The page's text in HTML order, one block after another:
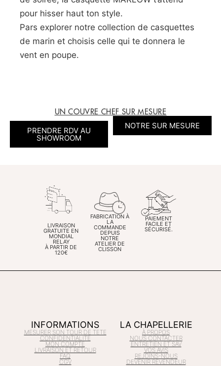
pour hisser haut ton style.
Pars explorer notre collection de casquettes
de marin et choisis celle qui te donnera le
vent en poupe.
UN COUVRE CHEF SUR MESURE
PRENDRE RDV AU
SHOWROOM
NOTRE SUR MESURE
LIVRAISON
GRATUITE EN
MONDIAL
RELAY
À PARTIR DE
120€
FABRICATION À
LA
COMMANDE
DEPUIS
NOTRE
ATELIER DE
CLISSON
PAIEMENT
FACILE ET
SÉCURISÉ.
INFORMATIONS
MESURER SON TOUR DE TETE
CONFIDENTIALITÉ
MON COMPTE
LIVRAISON ET RETOUR
FAQ
CGV
LA CHAPELLERIE
À PROPOS
NOUS CONTACTER
ENTRETIEN ET SAV
VOS AVIS
REJOINS-NOUS
DEVENIR REVENDEUR